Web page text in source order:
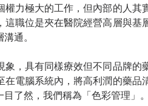
力極大的工作，但內部的人其
職位是夾在醫院經營高層與基
通。
，具有同樣療效但不同品牌的
電腦系統內，將高利潤的藥品
了然，我們稱為「色彩管理」。